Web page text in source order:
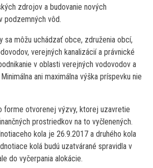
zdrojov a budovanie nových
podzemných vôd.
sa môžu uchádzať obce, združenia obcí,
verejných kanalizácií a právnické
v oblasti verejných vodovodov a
ani maximálna výška príspevku nie
forme otvorenej výzvy, ktorej uzavretie
prostriedkov na to vyčlenených.
kola je 26.9.2017 a druhého kola
kolá budú uzatvárané spravidla v
do vyčerpania alokácie.